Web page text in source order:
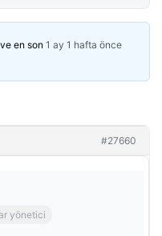
en son 1 ay 1 hafta önce
#27660
yönetici